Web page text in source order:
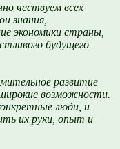
чествуем всех
знания,
экономики страны,
будущего
развитие
возможности.
люди, и
их руки, опыт и